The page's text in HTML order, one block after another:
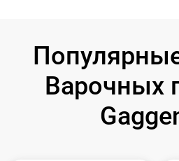
Варочных